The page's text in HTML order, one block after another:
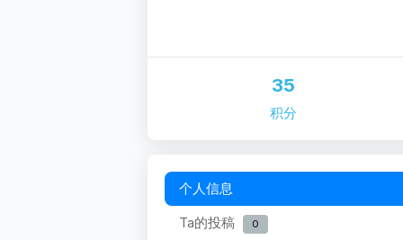
35
积分
个人信息
Ta的投稿
0